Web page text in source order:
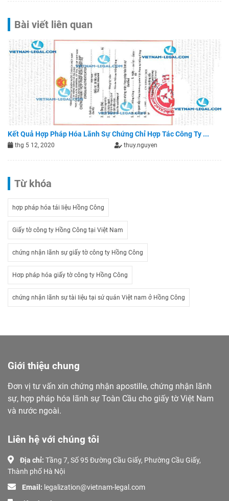
Bài viết liên quan
Kết Quả Hợp Pháp Hóa Lãnh Sự Chứng Chỉ Hợp Tác Công Ty ...
thg 5 12, 2020 thuy.nguyen
Từ khóa
hợp pháp hóa tái liệu Hồng Công
Giấy tờ công ty Hồng Công tại Việt Nam
chứng nhận lãnh sự giấy tờ công ty Hồng Công
Hơp pháp hóa giấy tờ công ty Hồng Công
chứng nhận lãnh sự tài liệu tại sứ quán Việt nam ở Hồng Công
Giới thiệu chung
Đơn vị tư vấn xin chứng nhận apostille, chứng nhận lãnh
sự, hợp pháp hóa lãnh sự Toàn Cầu cho giấy tờ Việt Nam
và nước ngoài.
Liên hệ với chúng tôi
Địa chỉ: Tầng 7, Số 95 Đường Cầu Giấy, Phường Cầu Giấy,
Thành phố Hà Nội
Email: legalization@vietnam-legal.com